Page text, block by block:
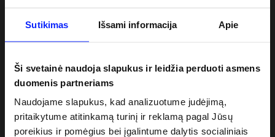
Sutikimas Išsami informacija Apie
Ši svetainė naudoja slapukus ir leidžia perduoti asmens
duomenis partneriams
Naudojame slapukus, kad analizuotume judėjimą,
pritaikytume atitinkamą turinį ir reklamą pagal Jūsų
poreikius ir pomėgius bei įgalintume dalytis socialiniais